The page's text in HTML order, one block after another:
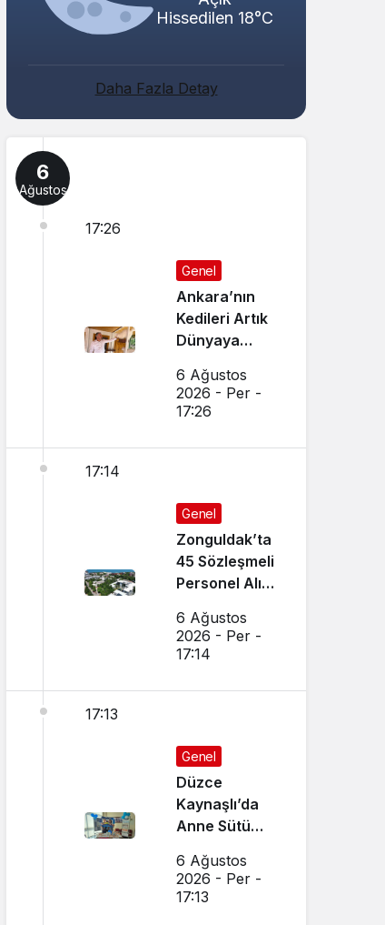
Hissedilen 18°C
Daha Fazla Detay
6
Ağustos
17:26
Genel
Ankara’nın
Kedileri Artık
Dünyaya
Tanıtılıyor
6 Ağustos
2026 - Per -
17:26
17:14
Genel
Zonguldak’ta
45 Sözleşmeli
Personel Alımı
6 Ağustos
2026 - Per -
17:14
17:13
Genel
Düzce
Kaynaşlı’da
Anne Sütü
İçin Etkinlik
Düzenlendi
6 Ağustos
2026 - Per -
17:13